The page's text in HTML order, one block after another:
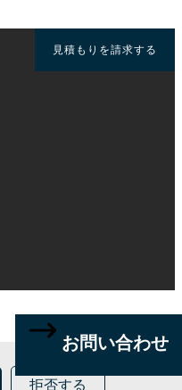
見積もりを請求する
拒否する
お問い合わせ